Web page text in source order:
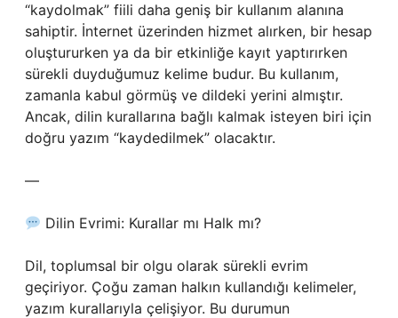
“kaydolmak” fiili daha geniş bir kullanım alanına
sahiptir. İnternet üzerinden hizmet alırken, bir hesap
oluştururken ya da bir etkinliğe kayıt yaptırırken
sürekli duyduğumuz kelime budur. Bu kullanım,
zamanla kabul görmüş ve dildeki yerini almıştır.
Ancak, dilin kurallarına bağlı kalmak isteyen biri için
doğru yazım “kaydedilmek” olacaktır.
—
Dilin Evrimi: Kurallar mı Halk mı?
Dil, toplumsal bir olgu olarak sürekli evrim
geçiriyor. Çoğu zaman halkın kullandığı kelimeler,
yazım kurallarıyla çelişiyor. Bu durumun